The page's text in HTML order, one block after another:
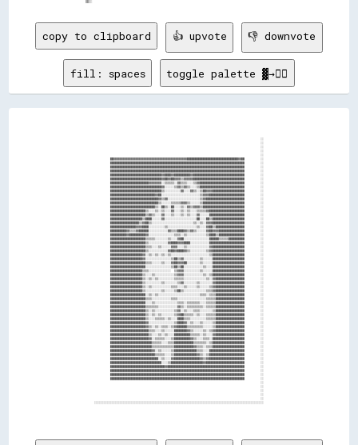
copy to clipboard 👍 upvote 👎 downvote
fill: spaces toggle palette ▓→✊🏽